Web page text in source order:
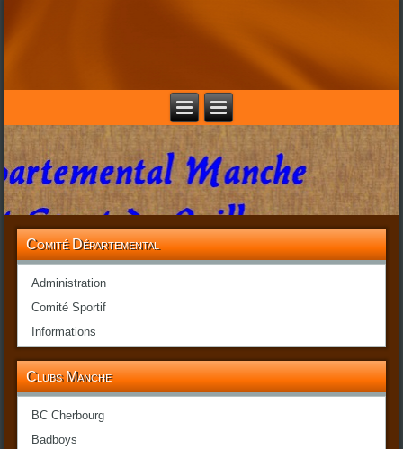
Comité Départemental
Administration
Comité Sportif
Informations
Clubs Manche
BC Cherbourg
Badboys